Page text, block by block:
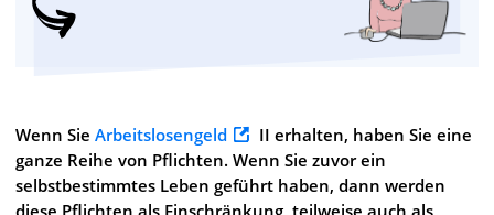
Wenn Sie Arbeitslosengeld
II erhalten, haben Sie eine
ganze Reihe von Pflichten. Wenn Sie zuvor ein
selbstbestimmtes Leben geführt haben, dann werden
diese Pflichten als Einschränkung, teilweise auch als